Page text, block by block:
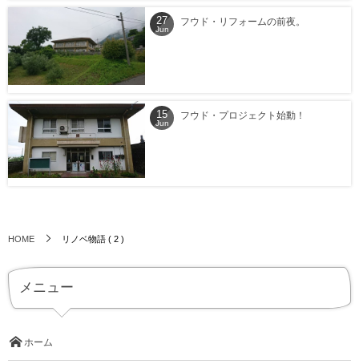
27
Jun
フウド・リフォームの前夜。
15
Jun
フウド・プロジェクト始動！
HOME リノベ物語 ( 2 )
メニュー
ホーム